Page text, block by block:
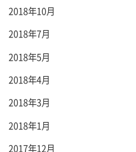
2018年10月
2018年7月
2018年5月
2018年4月
2018年3月
2018年1月
2017年12月